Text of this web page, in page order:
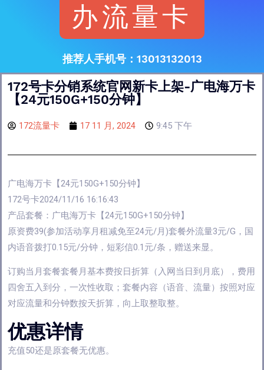
办流量卡
推荐人手机号：13013132013
172号卡分销系统官网新卡上架-广电海万卡
【24元150G+150分钟】
172流量卡 17 11 月, 2024 9:45 下午
广电海万卡【24元150G+150分钟】
172号卡2024/11/16 16:16:43
产品套餐：广电海万卡【24元150G+150分钟】
原资费39(参加活动享月租减免至24元/月)套餐外流量3元/G，国
内语音拨打0.15元/分钟，短彩信0.1元/条，赠送来显。
订购当月套餐套餐月基本费按日折算（入网当日到月底），费用
四舍五入到分，一次性收取；套餐内容（语音、流量）按照对应
对应流量和分钟数按天折算，向上取整取整。
优惠详情
充值50还是原套餐无优惠。